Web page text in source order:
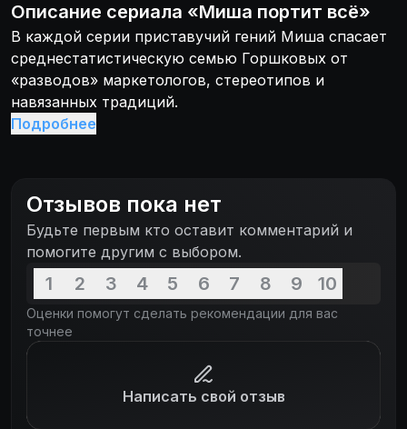
Описание сериала «Миша портит всё»
В каждой серии приставучий гений Миша спасает
среднестатистическую семью Горшковых от
«разводов» маркетологов, стереотипов и
навязанных традиций.
Подробнее
Отзывов пока нет
Будьте первым кто оставит комментарий и
помогите другим с выбором.
1 2 3 4 5 6 7 8 9 10
Оценки помогут сделать рекомендации для вас
точнее
Написать свой отзыв